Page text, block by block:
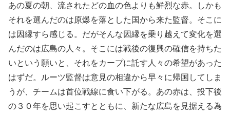
あの夏の朝、流されたどの血の色よりも鮮烈な赤。しかも
それを選んだのは原爆を落とした国から来た監督。そこに
は因縁すら感じる。だがそんな因縁を乗り越えて変化を選
んだのは広島の人々。そこには戦後の復興の確信を持ちた
いという願いと、それをカープに託す人々の希望があった
はずだ。ルーツ監督は意見の相違から早々に帰国してしま
うが、チームは首位戦線に食い下がる。あの赤は、投下後
の３０年を思い起こすとともに、新たな広島を見据える為